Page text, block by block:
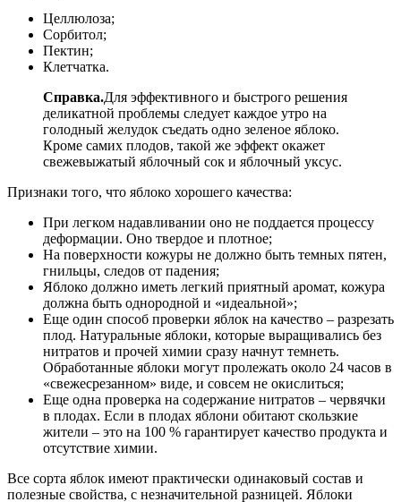
Целлюлоза;
Сорбитол;
Пектин;
Клетчатка.
Справка.Для эффективного и быстрого решения
деликатной проблемы следует каждое утро на
голодный желудок съедать одно зеленое яблоко.
Кроме самих плодов, такой же эффект окажет
свежевыжатый яблочный сок и яблочный уксус.
Признаки того, что яблоко хорошего качества:
При легком надавливании оно не поддается процессу
деформации. Оно твердое и плотное;
На поверхности кожуры не должно быть темных пятен,
гнильцы, следов от падения;
Яблоко должно иметь легкий приятный аромат, кожура
должна быть однородной и «идеальной»;
Еще один способ проверки яблок на качество – разрезать
плод. Натуральные яблоки, которые выращивались без
нитратов и прочей химии сразу начнут темнеть.
Обработанные яблоки могут пролежать около 24 часов в
«свежесрезанном» виде, и совсем не окислиться;
Еще одна проверка на содержание нитратов – червячки
в плодах. Если в плодах яблони обитают скользкие
жители – это на 100 % гарантирует качество продукта и
отсутствие химии.
Все сорта яблок имеют практически одинаковый состав и
полезные свойства, с незначительной разницей. Яблоки